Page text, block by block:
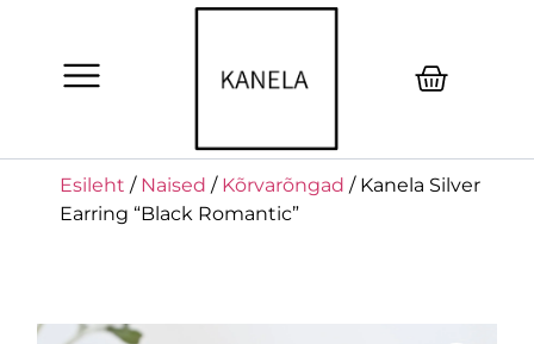
Esileht / Naised / Kõrvarõngad / Kanela Silver
Earring “Black Romantic”